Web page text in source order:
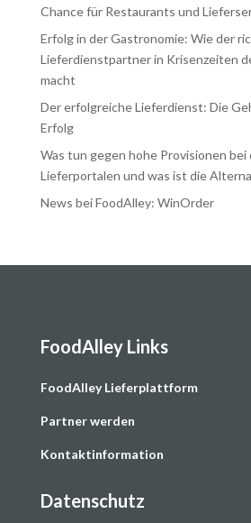
Chance für Restaurants und
Erfolg in der Gastronomie: Wie der
Lieferdienstpartner in Krisenzeiten
macht
Der erfolgreiche Lieferdienst: Die
Erfolg
Was tun gegen hohe Provisionen bei
Lieferportalen und was ist die
News bei FoodAlley: WinOrder
FoodAlley Links
FoodAlley Lieferplattform
Partner werden
Kontaktinformation
Datenschutz